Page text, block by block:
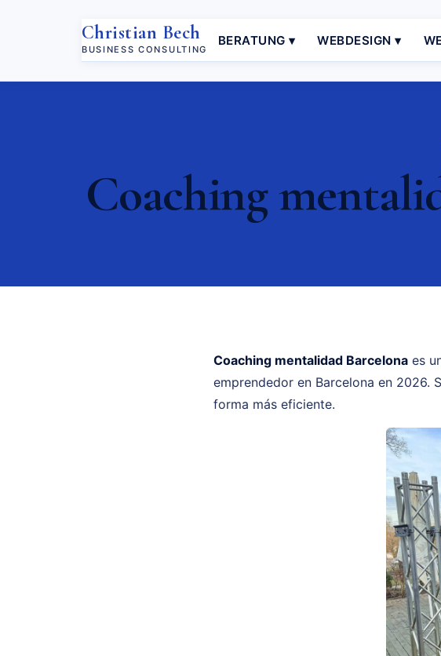
Christian Bech
BUSINESS CONSULTING
BERATUNG ▾ WEBDESIGN ▾
Coaching
Coaching mentalidad Barcelona es
emprendedor en Barcelona en 2026.
forma más eficiente.